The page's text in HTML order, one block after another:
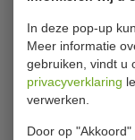
In deze pop-up
Meer informatie
gebruiken, vindt u
privacyverklaring
verwerken.
Door op
Geschikt voor
verkocht)
Stevige voeten
Handleiding
Diagram
Specificaties